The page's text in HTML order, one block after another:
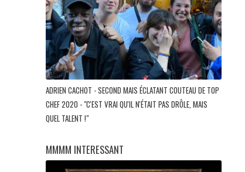
ADRIEN CACHOT - SECOND MAIS ÉCLATANT COUTEAU DE TOP
CHEF 2020 - "C'EST VRAI QU'IL N'ÉTAIT PAS DRÔLE, MAIS
QUEL TALENT !"
MMMM INTERESSANT